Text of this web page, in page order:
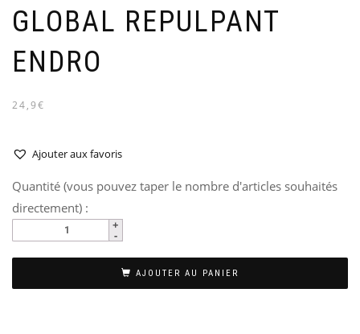
GLOBAL REPULPANT
ENDRO
24,9€
Ajouter aux favoris
Quantité (vous pouvez taper le nombre d'articles souhaités
directement) :
AJOUTER AU PANIER